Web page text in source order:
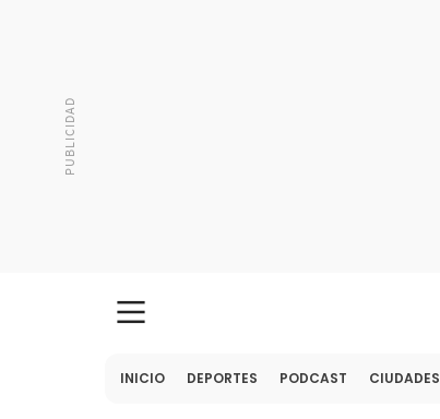
INICIO DEPORTES PODCAST CIUDADES